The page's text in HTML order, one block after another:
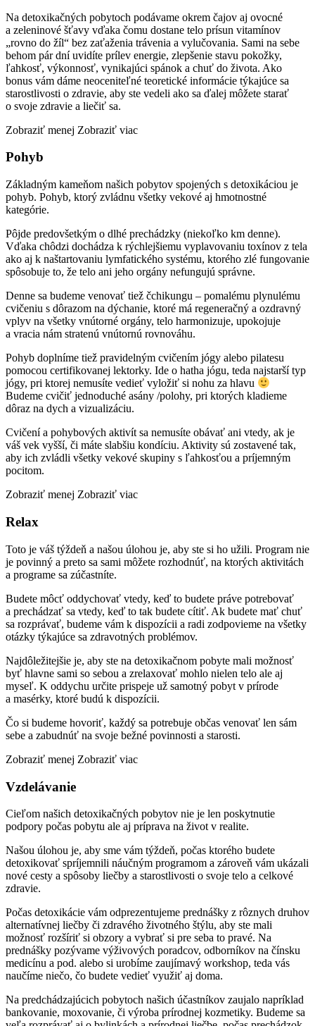
Na detoxikačných pobytoch podávame okrem čajov aj ovocné
a zeleninové šťavy vďaka čomu dostane telo prísun vitamínov
„rovno do žíl“ bez zaťaženia trávenia a vylučovania. Sami na sebe
behom pár dní uvidíte prílev energie, zlepšenie stavu pokožky,
ľahkosť, výkonnosť, vynikajúci spánok a chuť do života. Ako
bonus vám dáme neoceniteľné teoretické informácie týkajúce sa
starostlivosti o zdravie, aby ste vedeli ako sa ďalej môžete starať
o svoje zdravie a liečiť sa.
Zobraziť menej Zobraziť viac
Pohyb
Základným kameňom našich pobytov spojených s detoxikáciou je
pohyb. Pohyb, ktorý zvládnu všetky vekové aj hmotnostné
kategórie.
Pôjde predovšetkým o dlhé prechádzky (niekoľko km denne).
Vďaka chôdzi dochádza k rýchlejšiemu vyplavovaniu toxínov z tela
ako aj k naštartovaniu lymfatického systému, ktorého zlé fungovanie
spôsobuje to, že telo ani jeho orgány nefungujú správne.
Denne sa budeme venovať tiež čchikungu – pomalému plynulému
cvičeniu s dôrazom na dýchanie, ktoré má regeneračný a ozdravný
vplyv na všetky vnútorné orgány, telo harmonizuje, upokojuje
a vracia nám stratenú vnútornú rovnováhu.
Pohyb doplníme tiež pravidelným cvičením jógy alebo pilatesu
pomocou certifikovanej lektorky. Ide o hatha jógu, teda najstarší typ
jógy, pri ktorej nemusíte vedieť vyložiť si nohu za hlavu
Budeme cvičiť jednoduché asány /polohy, pri ktorých kladieme
dôraz na dych a vizualizáciu.
Cvičení a pohybových aktivít sa nemusíte obávať ani vtedy, ak je
váš vek vyšší, či máte slabšiu kondíciu. Aktivity sú zostavené tak,
aby ich zvládli všetky vekové skupiny s ľahkosťou a príjemným
pocitom.
Zobraziť menej Zobraziť viac
Relax
Toto je váš týždeň a našou úlohou je, aby ste si ho užili. Program nie
je povinný a preto sa sami môžete rozhodnúť, na ktorých aktivitách
a programe sa zúčastníte.
Budete môcť oddychovať vtedy, keď to budete práve potrebovať
a prechádzať sa vtedy, keď to tak budete cítiť. Ak budete mať chuť
sa rozprávať, budeme vám k dispozícii a radi zodpovieme na všetky
otázky týkajúce sa zdravotných problémov.
Najdôležitejšie je, aby ste na detoxikačnom pobyte mali možnosť
byť hlavne sami so sebou a zrelaxovať mohlo nielen telo ale aj
myseľ. K oddychu určite prispeje už samotný pobyt v prírode
a masérky, ktoré budú k dispozícii.
Čo si budeme hovoriť, každý sa potrebuje občas venovať len sám
sebe a zabudnúť na svoje bežné povinnosti a starosti.
Zobraziť menej Zobraziť viac
Vzdelávanie
Cieľom našich detoxikačných pobytov nie je len poskytnutie
podpory počas pobytu ale aj príprava na život v realite.
Našou úlohou je, aby sme vám týždeň, počas ktorého budete
detoxikovať spríjemnili náučným programom a zároveň vám ukázali
nové cesty a spôsoby liečby a starostlivosti o svoje telo a celkové
zdravie.
Počas detoxikácie vám odprezentujeme prednášky z rôznych druhov
alternatívnej liečby či zdravého životného štýlu, aby ste mali
možnosť rozšíriť si obzory a vybrať si pre seba to pravé. Na
prednášky pozývame výživových poradcov, odborníkov na čínsku
medicínu a pod. alebo si urobíme zaujímavý workshop, teda vás
naučíme niečo, čo budete vedieť využiť aj doma.
Na predchádzajúcich pobytoch našich účastníkov zaujalo napríklad
bankovanie, moxovanie, či výroba prírodnej kozmetiky. Budeme sa